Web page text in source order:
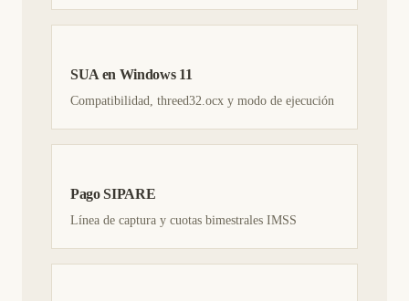
SUA en Windows 11
Compatibilidad, threed32.ocx y modo de ejecución
Pago SIPARE
Línea de captura y cuotas bimestrales IMSS